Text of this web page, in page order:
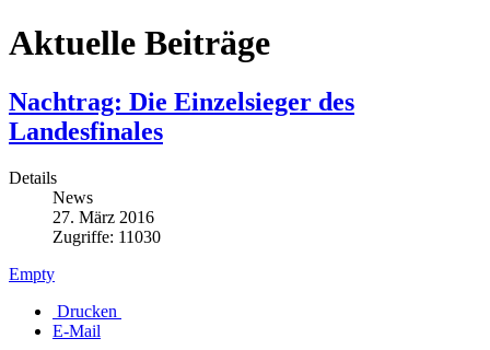
Aktuelle Beiträge
Nachtrag: Die Einzelsieger des
Landesfinales
Details
News
27. März 2016
Zugriffe: 11030
Empty
Drucken
E-Mail